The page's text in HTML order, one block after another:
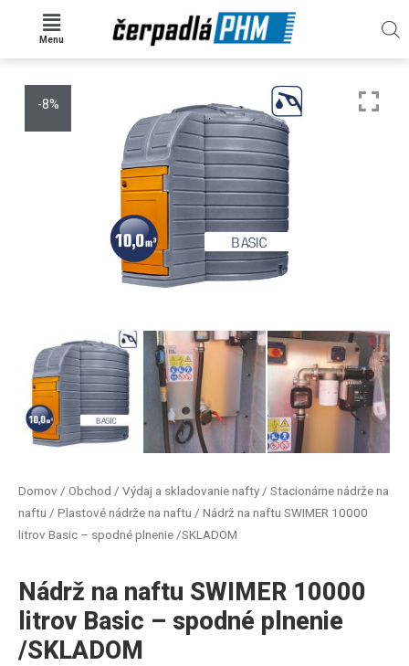
Menu
-8%
Domov / Obchod / Výdaj a skladovanie nafty / Stacionárne nádrže na
naftu / Plastové nádrže na naftu / Nádrž na naftu SWIMER 10000
litrov Basic – spodné plnenie /SKLADOM
Nádrž na naftu SWIMER 10000
litrov Basic – spodné plnenie
/SKLADOM